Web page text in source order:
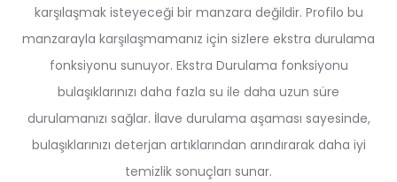
karşılaşmak isteyeceği bir manzara değildir. Profilo bu
manzarayla karşılaşmamanız için sizlere ekstra durulama
fonksiyonu sunuyor. Ekstra Durulama fonksiyonu
bulaşıklarınızı daha fazla su ile daha uzun süre
durulamanızı sağlar. İlave durulama aşaması sayesinde,
bulaşıklarınızı deterjan artıklarından arındırarak daha iyi
temizlik sonuçları sunar.